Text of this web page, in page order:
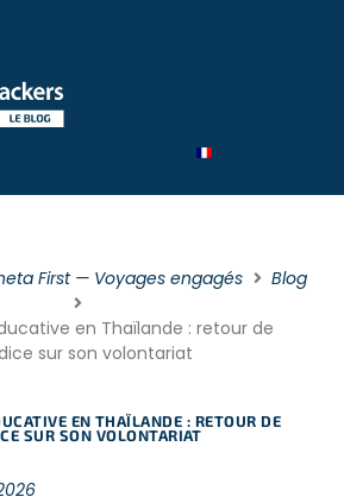
First — Voyages engagés Blog
en Thaïlande : retour de
sur son volontariat
EN THAÏLANDE : RETOUR DE
SUR SON VOLONTARIAT